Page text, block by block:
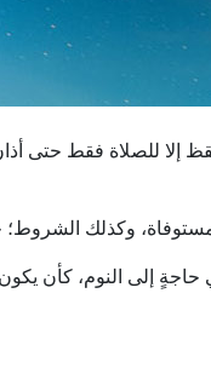
إلا للصلاة فقط حتى
مستوفاة، وكذلك
حاجةٍ إلى النوم، كأن